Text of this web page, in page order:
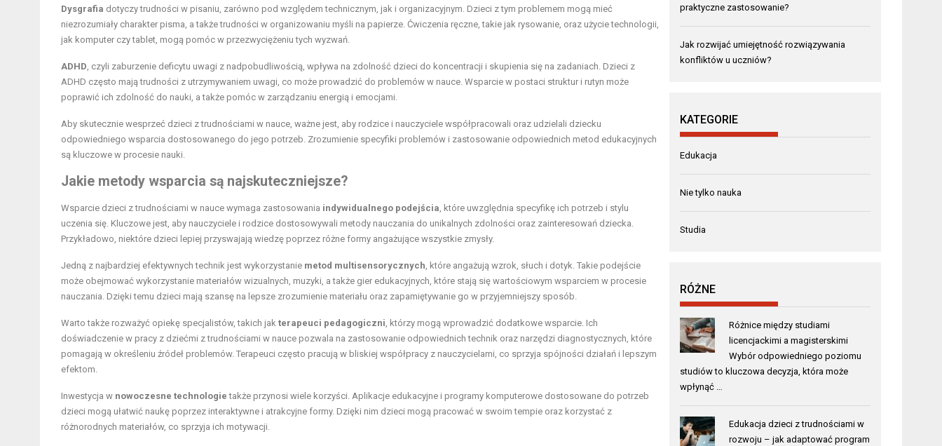
Dysgrafia dotyczy trudności w pisaniu, zarówno pod względem technicznym, jak i organizacyjnym. Dzieci z tym problemem mogą mieć
niezrozumiały charakter pisma, a także trudności w organizowaniu myśli na papierze. Ćwiczenia ręczne, takie jak rysowanie, oraz użycie technologii,
jak komputer czy tablet, mogą pomóc w przezwyciężeniu tych wyzwań.
ADHD , czyli zaburzenie deficytu uwagi z nadpobudliwością, wpływa na zdolność dzieci do koncentracji i skupienia się na zadaniach. Dzieci z
ADHD często mają trudności z utrzymywaniem uwagi, co może prowadzić do problemów w nauce. Wsparcie w postaci struktur i rutyn może
poprawić ich zdolność do nauki, a także pomóc w zarządzaniu energią i emocjami.
Aby skutecznie wesprzeć dzieci z trudnościami w nauce, ważne jest, aby rodzice i nauczyciele współpracowali oraz udzielali dziecku
odpowiedniego wsparcia dostosowanego do jego potrzeb. Zrozumienie specyfiki problemów i zastosowanie odpowiednich metod edukacyjnych
są kluczowe w procesie nauki.
Jakie metody wsparcia są najskuteczniejsze?
Wsparcie dzieci z trudnościami w nauce wymaga zastosowania indywidualnego podejścia , które uwzględnia specyfikę ich potrzeb i stylu
uczenia się. Kluczowe jest, aby nauczyciele i rodzice dostosowywali metody nauczania do unikalnych zdolności oraz zainteresowań dziecka.
Przykładowo, niektóre dzieci lepiej przyswajają wiedzę poprzez różne formy angażujące wszystkie zmysły.
Jedną z najbardziej efektywnych technik jest wykorzystanie metod multisensorycznych , które angażują wzrok, słuch i dotyk. Takie podejście
może obejmować wykorzystanie materiałów wizualnych, muzyki, a także gier edukacyjnych, które stają się wartościowym wsparciem w procesie
nauczania. Dzięki temu dzieci mają szansę na lepsze zrozumienie materiału oraz zapamiętywanie go w przyjemniejszy sposób.
Warto także rozważyć opiekę specjalistów, takich jak terapeuci pedagogiczni , którzy mogą wprowadzić dodatkowe wsparcie. Ich
doświadczenie w pracy z dziećmi z trudnościami w nauce pozwala na zastosowanie odpowiednich technik oraz narzędzi diagnostycznych, które
pomagają w określeniu źródeł problemów. Terapeuci często pracują w bliskiej współpracy z nauczycielami, co sprzyja spójności działań i lepszym
efektom.
Inwestycja w nowoczesne technologie także przynosi wiele korzyści. Aplikacje edukacyjne i programy komputerowe dostosowane do potrzeb
dzieci mogą ułatwić naukę poprzez interaktywne i atrakcyjne formy. Dzięki nim dzieci mogą pracować w swoim tempie oraz korzystać z
różnorodnych materiałów, co sprzyja ich motywacji.
praktyczne zastosowanie?
Jak rozwijać umiejętność rozwiązywania
konfliktów u uczniów?
KATEGORIE
Edukacja
Nie tylko nauka
Studia
RÓŻNE
Różnice między studiami
licencjackimi a magisterskimi
Wybór odpowiedniego poziomu
studiów to kluczowa decyzja, która może
wpłynąć …
Edukacja dzieci z trudnościami w
rozwoju – jak adaptować program